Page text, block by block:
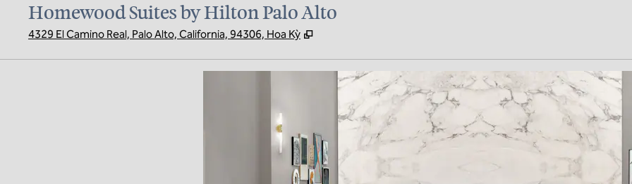
Homewood Suites by Hilton Palo Alto
4329 El Camino Real, Palo Alto, California, 94306, Hoa Kỳ ,